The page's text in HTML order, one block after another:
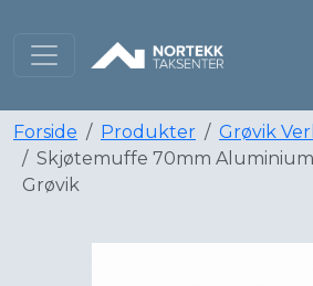
Forside Produkter
Grøvik
Skjøtemuffe 70mm Aluminium
Grøvik